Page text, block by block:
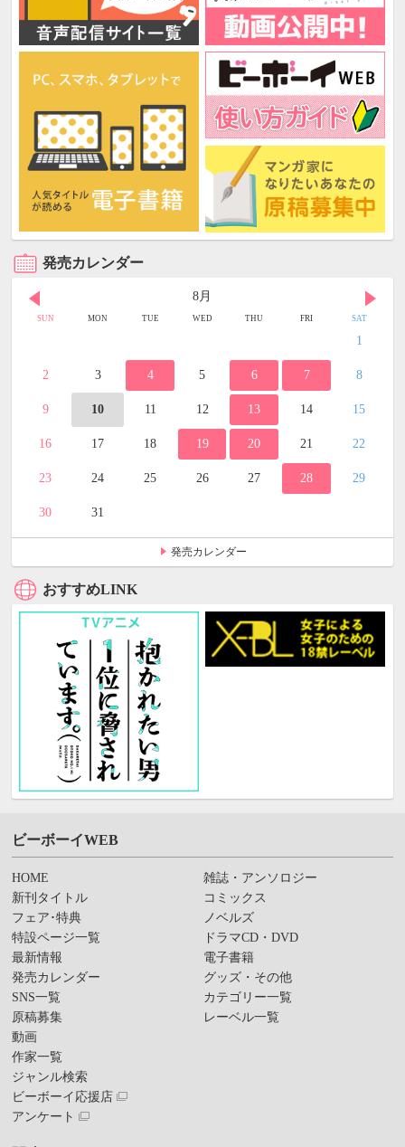
発売カレンダー
8月
SUN MON TUE WED THU FRI SAT
1
2 3 4 5 6 7 8
9 10 11 12 13 14 15
16 17 18 19 20 21 22
23 24 25 26 27 28 29
30 31
発売カレンダー
おすすめLINK
ビーボーイWEB
HOME
新刊タイトル
フェア･特典
特設ページ一覧
最新情報
発売カレンダー
SNS一覧
原稿募集
動画
作家一覧
ジャンル検索
ビーボーイ応援店
アンケート
雑誌・アンソロジー
コミックス
ノベルズ
ドラマCD・DVD
電子書籍
グッズ・その他
カテゴリー一覧
レーベル一覧